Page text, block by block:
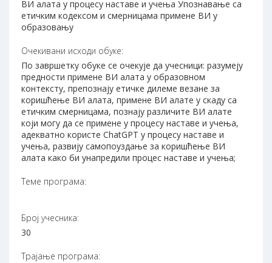
ВИ алата у процесу наставе и учења Упознавање са
етичким кодексом и смерницама примене ВИ у
образовању
Очекивани исходи обуке:
По завршетку обуке се очекује да учесници: разумеју
предности примене ВИ алата у образовном
контексту, препознају етичке дилеме везане за
коришћење ВИ алата, примене ВИ алате у скаду са
етичким смерницама, познају различите ВИ алате
који могу да се примене у процесу наставе и учења,
адекватно користе ChatGPT у процесу наставе и
учења, развију самопоуздање за коришћење ВИ
алата како би унапредили процес наставе и учења;
Теме програма:
Број учесника:
30
Трајање програма: